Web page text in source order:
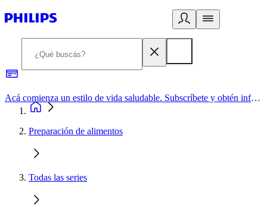
Acá comienza un estilo de vida saludable. Subscríbete y obtén información de primera mano
Preparación de alimentos
Todas las series